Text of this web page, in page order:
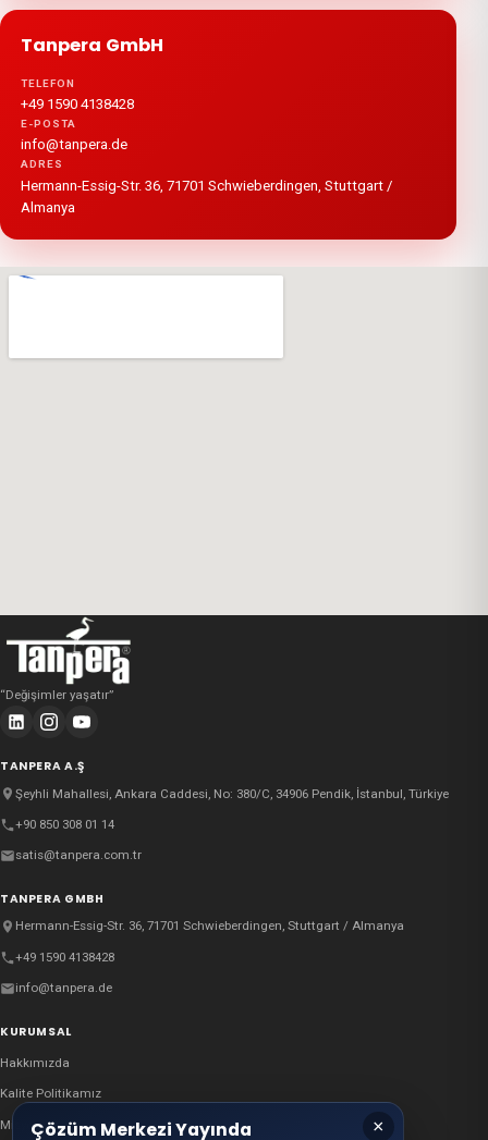
Tanpera GmbH
TELEFON
+49 1590 4138428
E-POSTA
info@tanpera.de
ADRES
Hermann-Essig-Str. 36, 71701 Schwieberdingen, Stuttgart /
Almanya
“Değişimler yaşatır”
TANPERA A.Ş
Şeyhli Mahallesi, Ankara Caddesi, No: 380/C, 34906 Pendik, İstanbul, Türkiye
+90 850 308 01 14
satis@tanpera.com.tr
TANPERA GMBH
Hermann-Essig-Str. 36, 71701 Schwieberdingen, Stuttgart / Almanya
+49 1590 4138428
info@tanpera.de
KURUMSAL
Hakkımızda
Kalite Politikamız
Misyon ve Vizyonumuz ×
Çözüm Merkezi Yayında